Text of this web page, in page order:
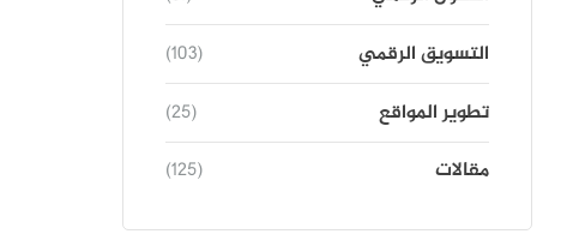
التسويق الرقمي
(103)
تطوير المواقع
(25)
مقالات
(125)